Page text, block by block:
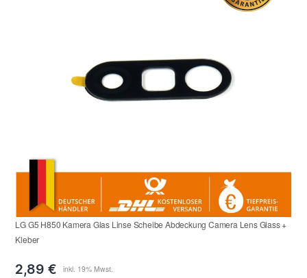
LG G5 H850 Kamera Glas Linse Scheibe Abdeckung Camera Lens Glass +
Kleber
2,89 €